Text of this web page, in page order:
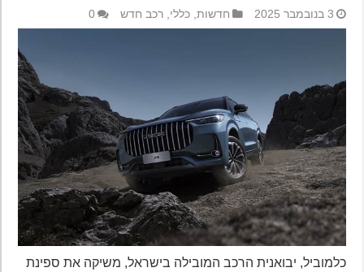
3 בנובמבר 2025 חדשות,כללי,רכב חדש 0
כלמוביל, יבואנית הרכב המובילה בישראל, משיקה את ספינת